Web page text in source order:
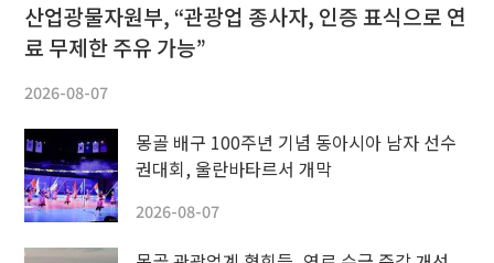
산업광물자원부, “관광업 종사자, 인증 표식으로 연
료 무제한 주유 가능”
2026-08-07
몽골 배구 100주년 기념 동아시아 남자 선수
권대회, 울란바타르서 개막
2026-08-07